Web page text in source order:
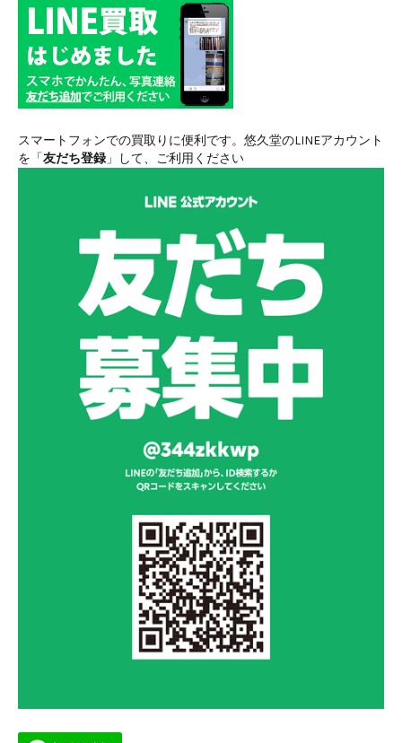
スマートフォンでの買取りに便利です。悠久堂のLINEアカウント
を「友だち登録 」して、ご利用ください